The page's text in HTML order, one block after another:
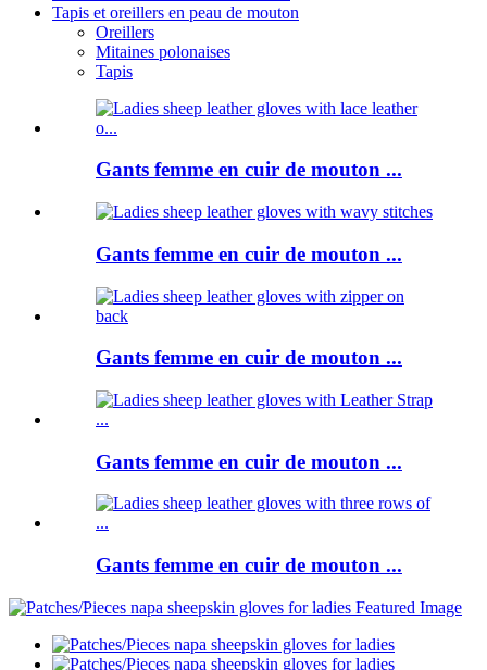
Tapis et oreillers en peau de mouton
Oreillers
Mitaines polonaises
Tapis
Gants femme en cuir de mouton ...
Gants femme en cuir de mouton ...
Gants femme en cuir de mouton ...
Gants femme en cuir de mouton ...
Gants femme en cuir de mouton ...